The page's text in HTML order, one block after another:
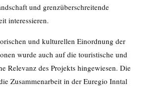
und grenzüberschreitende
interessieren.
und kulturellen Einordnung der
wurde auch auf die touristische und
Relevanz des Projekts hingewiesen. Die
Zusammenarbeit in der Euregio Inntal